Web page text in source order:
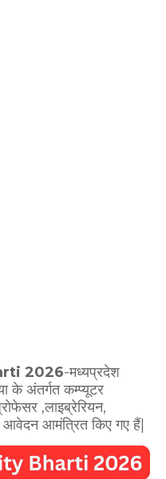
2026-मध्यप्रदेश
के अंतर्गत कम्प्यूटर
,लाइब्रेरियन,
आवेदन आमंत्रित किए गए हैं|